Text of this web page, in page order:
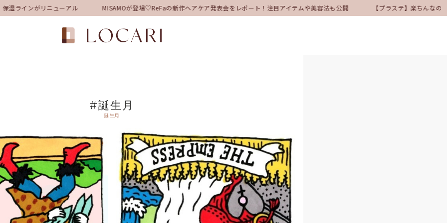
インがリニューアル MISAMOが登場♡ReFaの新作ヘアケア発表会をレポート！注目アイテムや美容法も公開 【プラステ】楽ちんなのに
#誕生月
誕生月